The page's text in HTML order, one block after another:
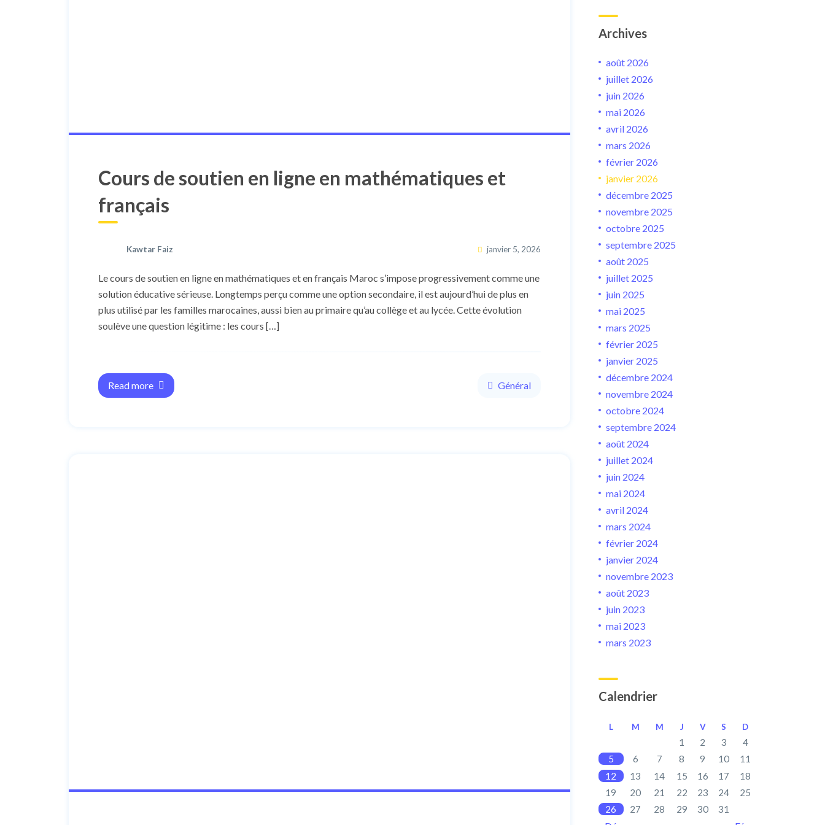
Cours de soutien en ligne en mathématiques et
français
Kawtar Faiz janvier 5, 2026
Le cours de soutien en ligne en mathématiques et en français Maroc s’impose progressivement comme une
solution éducative sérieuse. Longtemps perçu comme une option secondaire, il est aujourd’hui de plus en
plus utilisé par les familles marocaines, aussi bien au primaire qu’au collège et au lycée. Cette évolution
soulève une question légitime : les cours […]
Read more Général
Archives
août 2026
juillet 2026
juin 2026
mai 2026
avril 2026
mars 2026
février 2026
janvier 2026
décembre 2025
novembre 2025
octobre 2025
septembre 2025
août 2025
juillet 2025
juin 2025
mai 2025
mars 2025
février 2025
janvier 2025
décembre 2024
novembre 2024
octobre 2024
septembre 2024
août 2024
juillet 2024
juin 2024
mai 2024
avril 2024
mars 2024
février 2024
janvier 2024
novembre 2023
août 2023
juin 2023
mai 2023
mars 2023
Calendrier
L M M J V S D
1 2 3
4
5
6 7 8 9 10
11
12
13 14 15 16 17
18
19
20 21 22 23 24
25
26
27 28 29 30 31